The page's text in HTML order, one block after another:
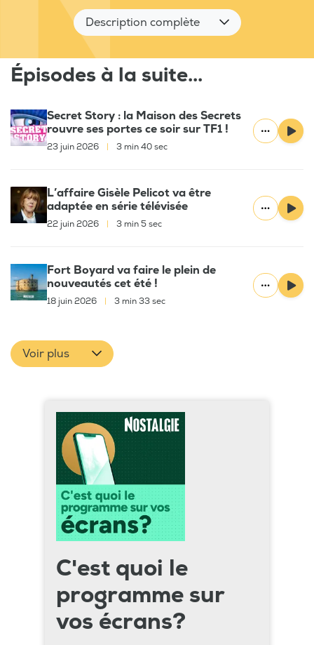
Description complète
Épisodes à la suite...
Secret Story : la Maison des Secrets
rouvre ses portes ce soir sur TF1 !
23 juin 2026 3 min 40 sec
L’affaire Gisèle Pelicot va être
adaptée en série télévisée
22 juin 2026 3 min 5 sec
Fort Boyard va faire le plein de
nouveautés cet été !
18 juin 2026 3 min 33 sec
Voir plus
C'est quoi le
programme sur
vos écrans?